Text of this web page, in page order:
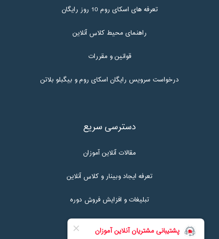
تعرفه های اسکای روم 10 روز رایگان
راهنمای محیط کلاس آنلاین
قوانین و مقررات
درخواست سرویس رایگان اسکای روم و بیگبلو بلاتن
دسترسی سریع
مقالات آنلاین آموزان
تعرفه ایجاد وبینار و کلاس آنلاین
تبلیغات و افزایش فروش دوره